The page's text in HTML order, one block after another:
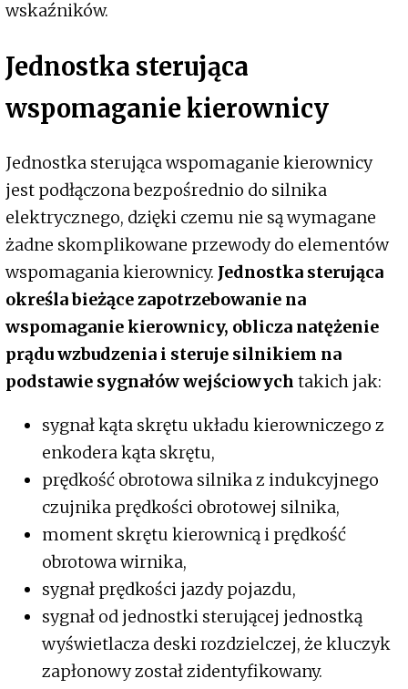
wskaźników.
Jednostka sterująca
wspomaganie kierownicy
Jednostka sterująca wspomaganie kierownicy
jest podłączona bezpośrednio do silnika
elektrycznego, dzięki czemu nie są wymagane
żadne skomplikowane przewody do elementów
wspomagania kierownicy. Jednostka sterująca
określa bieżące zapotrzebowanie na
wspomaganie kierownicy, oblicza natężenie
prądu wzbudzenia i steruje silnikiem na
podstawie sygnałów wejściowych takich jak:
sygnał kąta skrętu układu kierowniczego z
enkodera kąta skrętu,
prędkość obrotowa silnika z indukcyjnego
czujnika prędkości obrotowej silnika,
moment skrętu kierownicą i prędkość
obrotowa wirnika,
sygnał prędkości jazdy pojazdu,
sygnał od jednostki sterującej jednostką
wyświetlacza deski rozdzielczej, że kluczyk
zapłonowy został zidentyfikowany.